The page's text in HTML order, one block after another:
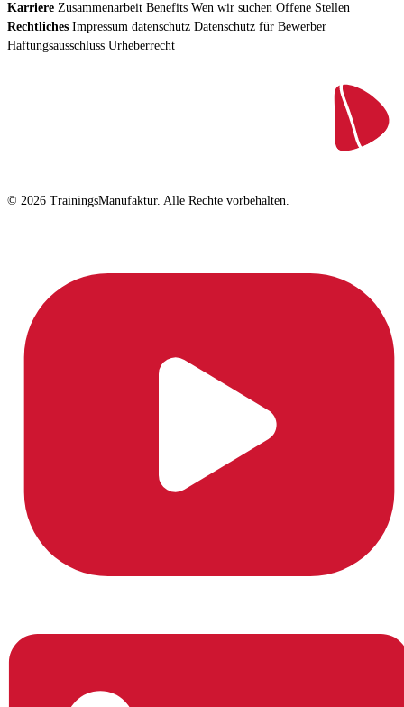
Karriere Zusammenarbeit Benefits Wen wir suchen Offene Stellen
Rechtliches Impressum datenschutz Datenschutz für Bewerber
Haftungsausschluss Urheberrecht
© 2026 TrainingsManufaktur. Alle Rechte vorbehalten.